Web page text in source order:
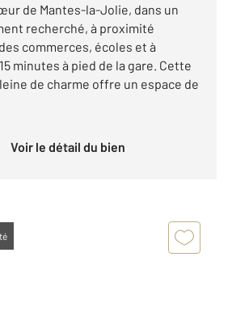
de Mantes-la-Jolie, dans un
recherché, à proximité
commerces, écoles et à
minutes à pied de la gare. Cette
de charme offre un espace de
Voir le détail du bien